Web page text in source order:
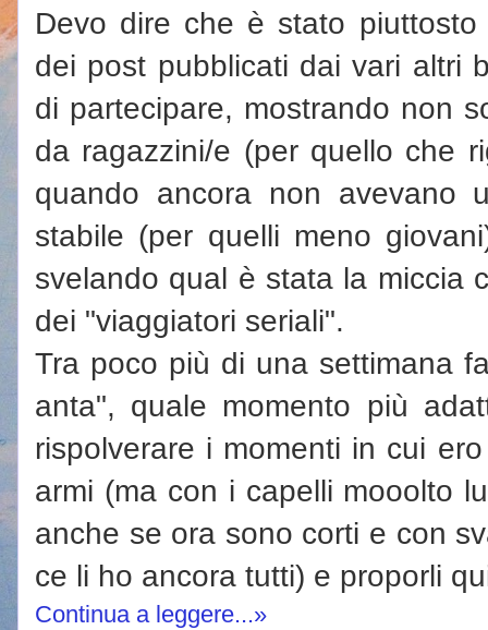
Devo dire che è stato
dei post pubblicati dai vari altri
di partecipare, mostrando non
da ragazzini/e (per quello che
quando ancora non avevano
stabile (per quelli meno
svelando qual è stata la miccia
dei "viaggiatori seriali".
Tra poco più di una settimana
anta", quale momento più
rispolverare i momenti in cui
armi (ma con i capelli mooolto
anche se ora sono corti e con
ce li ho ancora tutti) e proporli
Continua a leggere...»